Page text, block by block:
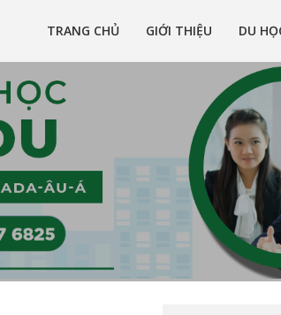
uy tín tại Việt Nam
có hơn 10 năm kinh nghiệm trong lĩnh vực du
TRANG CHỦ GIỚI THIỆU DU